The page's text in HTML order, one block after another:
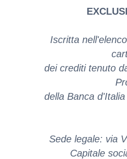
Iscritta
dei crediti tenuto
della Banca
Sede legale: via
Capitale